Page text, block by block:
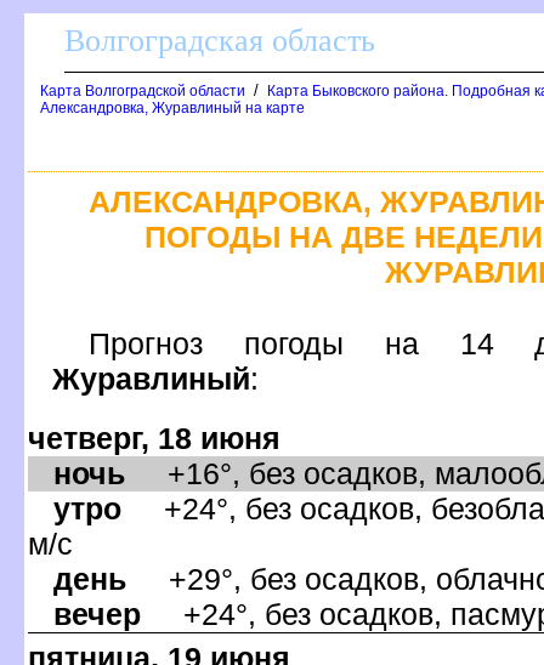
олгоградская область
Карта Волгоградской области /
Карта Быковского района. Подробная
Александровка, Журавлиный на карте
АЛЕКСАНДРОВКА,
ПОГОДЫ НА ДВЕ
Прогноз погоды на
Журавлиный:
четверг, 18 июня
ночь +16°, без осадков,
утро +24°, без осадков,
м/с
день +29°, без осадков,
ечер +24°, без осадков,
пятница, 19 июня